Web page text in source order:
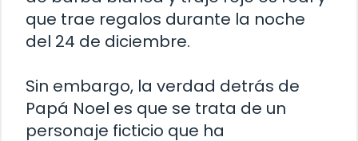
que trae regalos durante la noche
del 24 de diciembre.
Sin embargo, la verdad detrás de
Papá Noel es que se trata de un
personaje ficticio que ha